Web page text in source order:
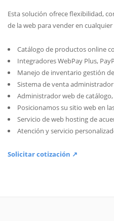
Esta solución ofrece flexibilidad,
de la web para vender en
Catálogo de productos online
Integradores WebPay Plus,
Manejo de inventario gestión
Sistema de venta
Administrador web de
Posicionamos su sitio web en
Servicio de web hosting de
Atención y servicio
Solicitar cotización ↗